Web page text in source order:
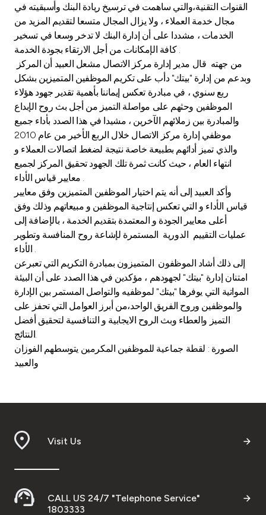
Egypt
UK
Kingdom of Bahrain
القنوات التقنية،والتي ساهمت في ترسيخ ريادة البنك وأسبقيته في
مجال خدمة العملاء ، ولا يزال المجال متسعا لتقديم المزيد من
الخدمات ، مشددا على أن إدارة البنك لا تدخر وسعا في تسخير
كافة الإمكانات من أجل الارتقاء بجودة الخدمة .
وبدعم من إدارة "بيتك" دأب على تكريم الموظفين المتميزين بشكل
ربع سنوي ، في مبادرة تعكس إيماننا بأهمية تقدير جهود هؤلاء
الموظفين وحثهم على مواصلة التميز من أجل بث روح الإبداع
والمبادرة بين زملائهم الآخرين ، مشيدا في هذا الصدد بأداء جميع
موظفي إدارة مركز الاتصال خلال الربع الأخير من عام 2010
والذي تميز أدائهم بطبيعة خاصة نتيجة لضغط اتصالات العملاء و
انتهاء العام ، حيث كانت ثمرة تلك الجهود تحقيق المركز لجميع
معايير قياس الأداء .
وأكد العبيد إلى أنه يتم اختيار الموظفين المتميزين وفق معايير
قياس الأداء و التي تعكس إنتاجية الموظفين و مبيعاتهم وذلك وفق
أعلى معايير الجودة و المعتمدة بتقديم الخدمة ، بالإضافة إلى
عمليات التقييم الدورية المستمرة لإشاعة روح المنافسة وتطوير
الأداء .
إلى ذلك أشاد الموظفون المتميزون بمبادرة التكريم التي تعبرعن
امتنان إدارة "بيتك" لجهودهم ، مؤكدين في هذا الصدد على أن البيئة
المواتية التي يوفرها "بيتك" لموظفيه والتواصل المستمر بين الإدارة
والموظفين وروح الفريق الواحد،من أبرز العوامل التي تحفز على
التميز والعطاء وبث الروح الايجابية و التنافسية لتحقيق أفضل
النتائج.
الصورة : لقطة جماعية للموظفين المكرمين يتوسطهم الفوزان
والعبيد
Visit Us
CALL US 24/7 "Telephone Service"
1803333